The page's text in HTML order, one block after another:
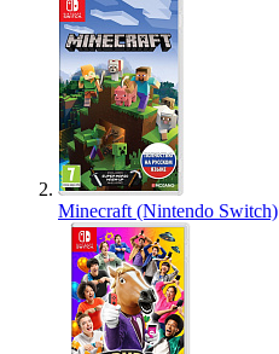
Minecraft (Nintendo Switch)